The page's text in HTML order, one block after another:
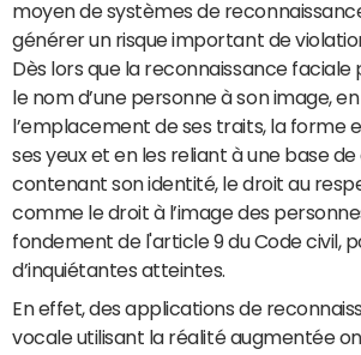
moyen de systèmes de
générer un risque important de
Dès lors que la reconnaissance faciale
le nom d’une personne à son image,
l’emplacement de ses traits, la forme
ses yeux et en les reliant à une base de
contenant son identité, le droit au
comme le droit à l’image des
fondement de l'article 9 du Code civil,
d’inquiétantes atteintes.
En effet, des applications de
vocale utilisant la réalité augmentée